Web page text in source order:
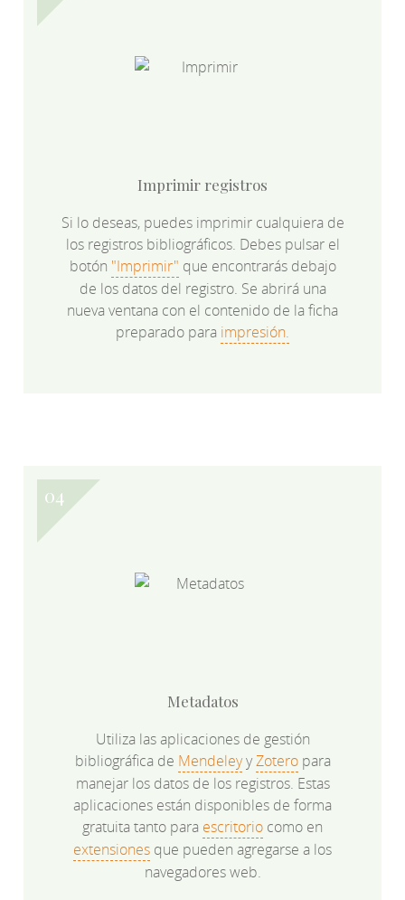
Imprimir registros
Si lo deseas, puedes imprimir cualquiera de
los registros bibliográficos. Debes pulsar el
botón "Imprimir" que encontrarás debajo
de los datos del registro. Se abrirá una
nueva ventana con el contenido de la ficha
preparado para impresión.
Metadatos
Utiliza las aplicaciones de gestión
bibliográfica de MendeleyyZoteropara
manejar los datos de los registros. Estas
aplicaciones están disponibles de forma
gratuita tanto para escritorio como en
extensiones que pueden agregarse a los
navegadores web.